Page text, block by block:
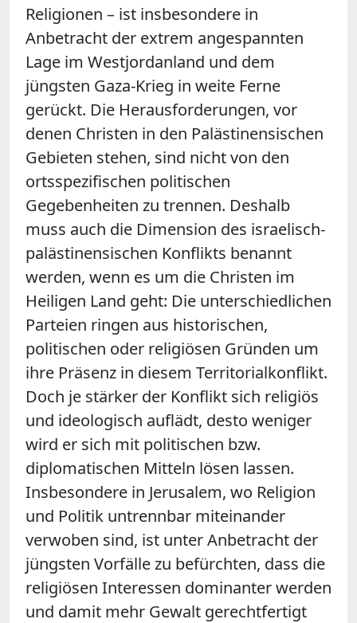
Religionen – ist insbesondere in
Anbetracht der extrem angespannten
Lage im Westjordanland und dem
jüngsten Gaza-Krieg in weite Ferne
gerückt. Die Herausforderungen, vor
denen Christen in den Palästinensischen
Gebieten stehen, sind nicht von den
ortsspezifischen politischen
Gegebenheiten zu trennen. Deshalb
muss auch die Dimension des israelisch-
palästinensischen Konflikts benannt
werden, wenn es um die Christen im
Heiligen Land geht: Die unterschiedlichen
Parteien ringen aus historischen,
politischen oder religiösen Gründen um
ihre Präsenz in diesem Territorialkonflikt.
Doch je stärker der Konflikt sich religiös
und ideologisch auflädt, desto weniger
wird er sich mit politischen bzw.
diplomatischen Mitteln lösen lassen.
Insbesondere in Jerusalem, wo Religion
und Politik untrennbar miteinander
verwoben sind, ist unter Anbetracht der
jüngsten Vorfälle zu befürchten, dass die
religiösen Interessen dominanter werden
und damit mehr Gewalt gerechtfertigt